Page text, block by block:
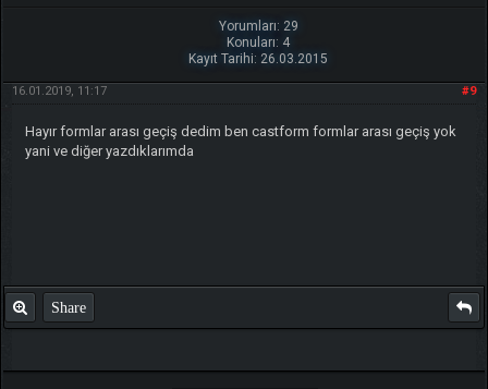
Yorumları: 29
Konuları: 4
Kayıt Tarihi: 26.03.2015
#9
16.01.2019, 11:17
Hayır formlar arası geçiş dedim ben castform formlar arası geçiş yok
yani ve diğer yazdıklarımda
Share